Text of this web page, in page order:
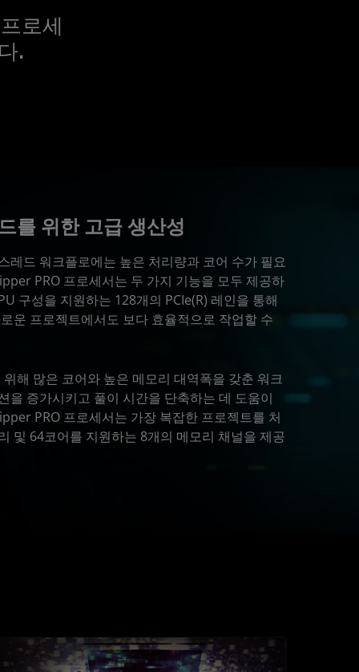
로세
.
를 위한 고급 생산성
레드 워크플로에는 높은 처리량과 코어 수가 필요
PRO 프로세서는 두 가지 기능을 모두 제공하
구성을 지원하는 128개의 PCIe(R) 레인을 통해
운 프로젝트에서도 보다 효율적으로 작업할 수
해 많은 코어와 높은 메모리 대역폭을 갖춘 워크
을 증가시키고 풀이 시간을 단축하는 데 도움이
PRO 프로세서는 가장 복잡한 프로젝트를 처
및 64코어를 지원하는 8개의 메모리 채널을 제공